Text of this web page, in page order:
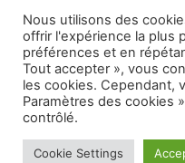
Vaccins
Copyright © 2026 Arn le
Nous utilisons des
offrir l'expérience la plus
préférences et en
Tout accepter », vous
les cookies. Cependant,
Paramètres des cookies
contrôlé.
Cookie Settings